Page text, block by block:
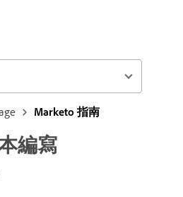
Marketo 指南
編寫